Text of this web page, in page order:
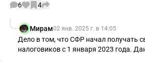
6 4
Мирам02 янв. 2025 г. в 14:05
Дело в том, что СФР начал получать
налоговиков с 1 января 2023 года.